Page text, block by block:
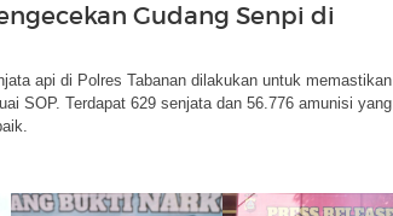
Gudang Senpi di
api di Polres Tabanan dilakukan untuk memastikan
SOP. Terdapat 629 senjata dan 56.776 amunisi yang